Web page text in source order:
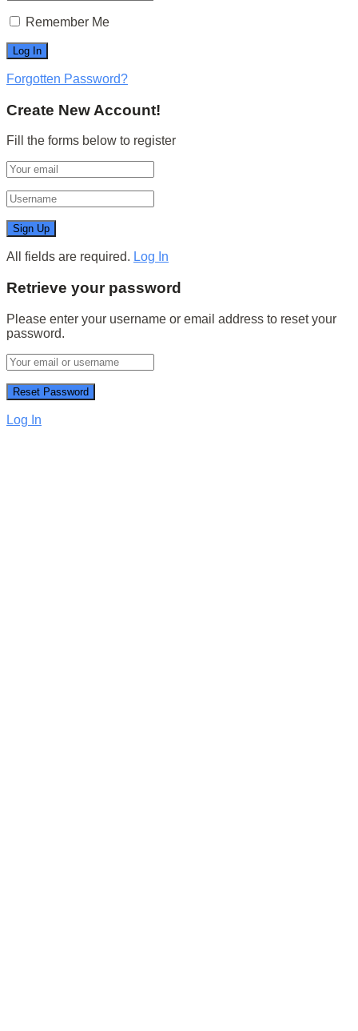
Remember Me
Forgotten Password?
Create New Account!
Fill the forms below to register
All fields are required. Log In
Retrieve your password
Please enter your username or email address to reset your
password.
Log In